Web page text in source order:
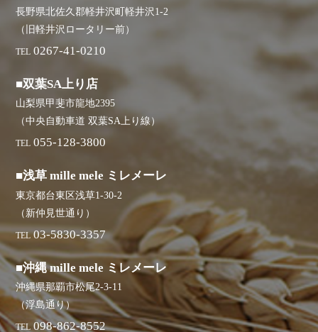
長野県北佐久郡軽井沢町軽井沢1-2
（旧軽井沢ロータリー前）
TEL 0267-41-0210
■双葉SA上り店
山梨県甲斐市龍地2395
（中央自動車道 双葉SA上り線）
TEL 055-128-3800
■浅草 mille mele ミレメーレ
東京都台東区浅草1-30-2
（新仲見世通り）
TEL 03-5830-3357
■沖縄 mille mele ミレメーレ
沖縄県那覇市松尾2-3-11
（浮島通り）
TEL 098-862-8552